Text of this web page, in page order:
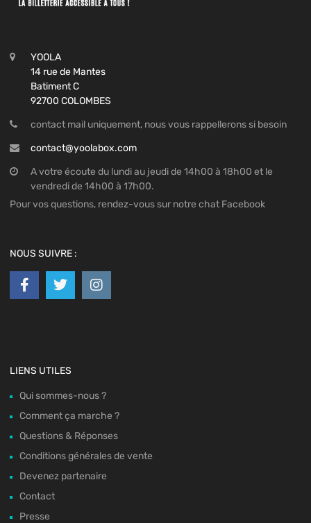
YOOLA
14 rue de Mantes
Batiment C
92700 COLOMBES
contact mail uniquement, nous vous rappellerons si besoin
contact@yoolabox.com
A votre écoute du lundi au jeudi de 14h00 à 18h00 et le
vendredi de 14h00 à 17h00.
Pour vos questions, rendez-vous sur notre chat Facebook
NOUS SUIVRE :
LIENS UTILES
Qui sommes-nous ?
Comment ça marche ?
Questions & Réponses
Conditions générales de vente
Devenez partenaire
Contact
Presse